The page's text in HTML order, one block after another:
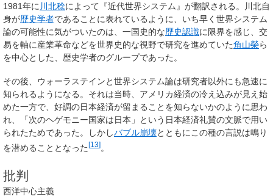
1981年に 川北稔によって『近代世界システム』が翻訳される。川北自
身が歴史学者であることに表れているように、いち早く世界システム
論の可能性に気がついたのは、一国史的な歴史認識に限界を感じ、交
易を軸に産業革命などを世界史的な視野で研究を進めていた角山榮ら
を中心とした、歴史学者のグループであった。
その後、ウォーラステインと世界システム論は研究者以外にも急速に
知られるようになる。それは当時、アメリカ経済の冷え込みが見え始
めた一方で、好調の日本経済が留まることを知らないかのように思わ
れ、「次のヘゲモニー国家は日本」という日本経済礼賛の文脈で用い
られたためであった。しかしバブル崩壊とともにこの種の言説は鳴り
を潜めることとなった [13] 。
批判
西洋中心主義